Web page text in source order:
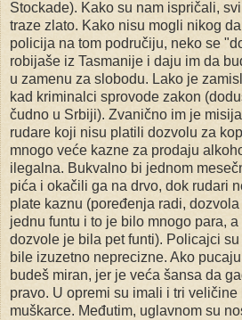
Stockade). Kako su nam ispričali,
traze zlato. Kako nisu mogli nikog
policija na tom područiju, neko se
robijaše iz Tasmanije i daju im da
u zamenu za slobodu. Lako je
kad kriminalci sprovode zakon
čudno u Srbiji). Zvanično im je
rudare koji nisu platili dozvolu za
mnogo veće kazne za prodaju
ilegalna. Bukvalno bi jednom
pića i okačili ga na drvo, dok rudari
plate kaznu (poređenja radi,
jednu funtu i to je bilo mnogo para,
dozvole je bila pet funti). Policajci
bile izuzetno neprecizne. Ako
budeš miran, jer je veća šansa da
pravo. U opremi su imali i tri
muškarce. Međutim, uglavnom su